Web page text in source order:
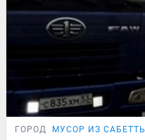
ГОРОД МУСОР ИЗ САБЕТТЫ